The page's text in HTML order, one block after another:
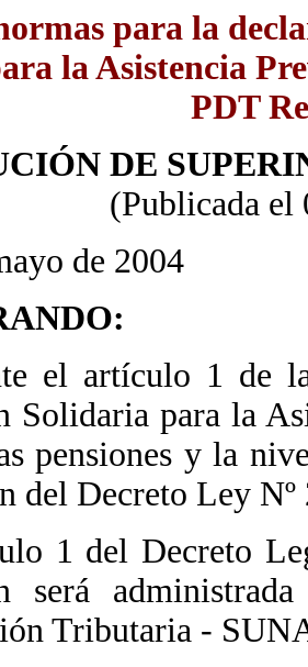
para la
la Asistencia
PDT
DE
(Publicada el
de 2004
el artículo 1 de
Solidaria para la
pensiones y la
del Decreto Ley Nº
1 del Decreto
será
Tributaria -